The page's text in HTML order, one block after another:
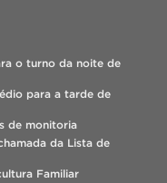
o turno da noite de
para a tarde de
de monitoria
da Lista de
Familiar